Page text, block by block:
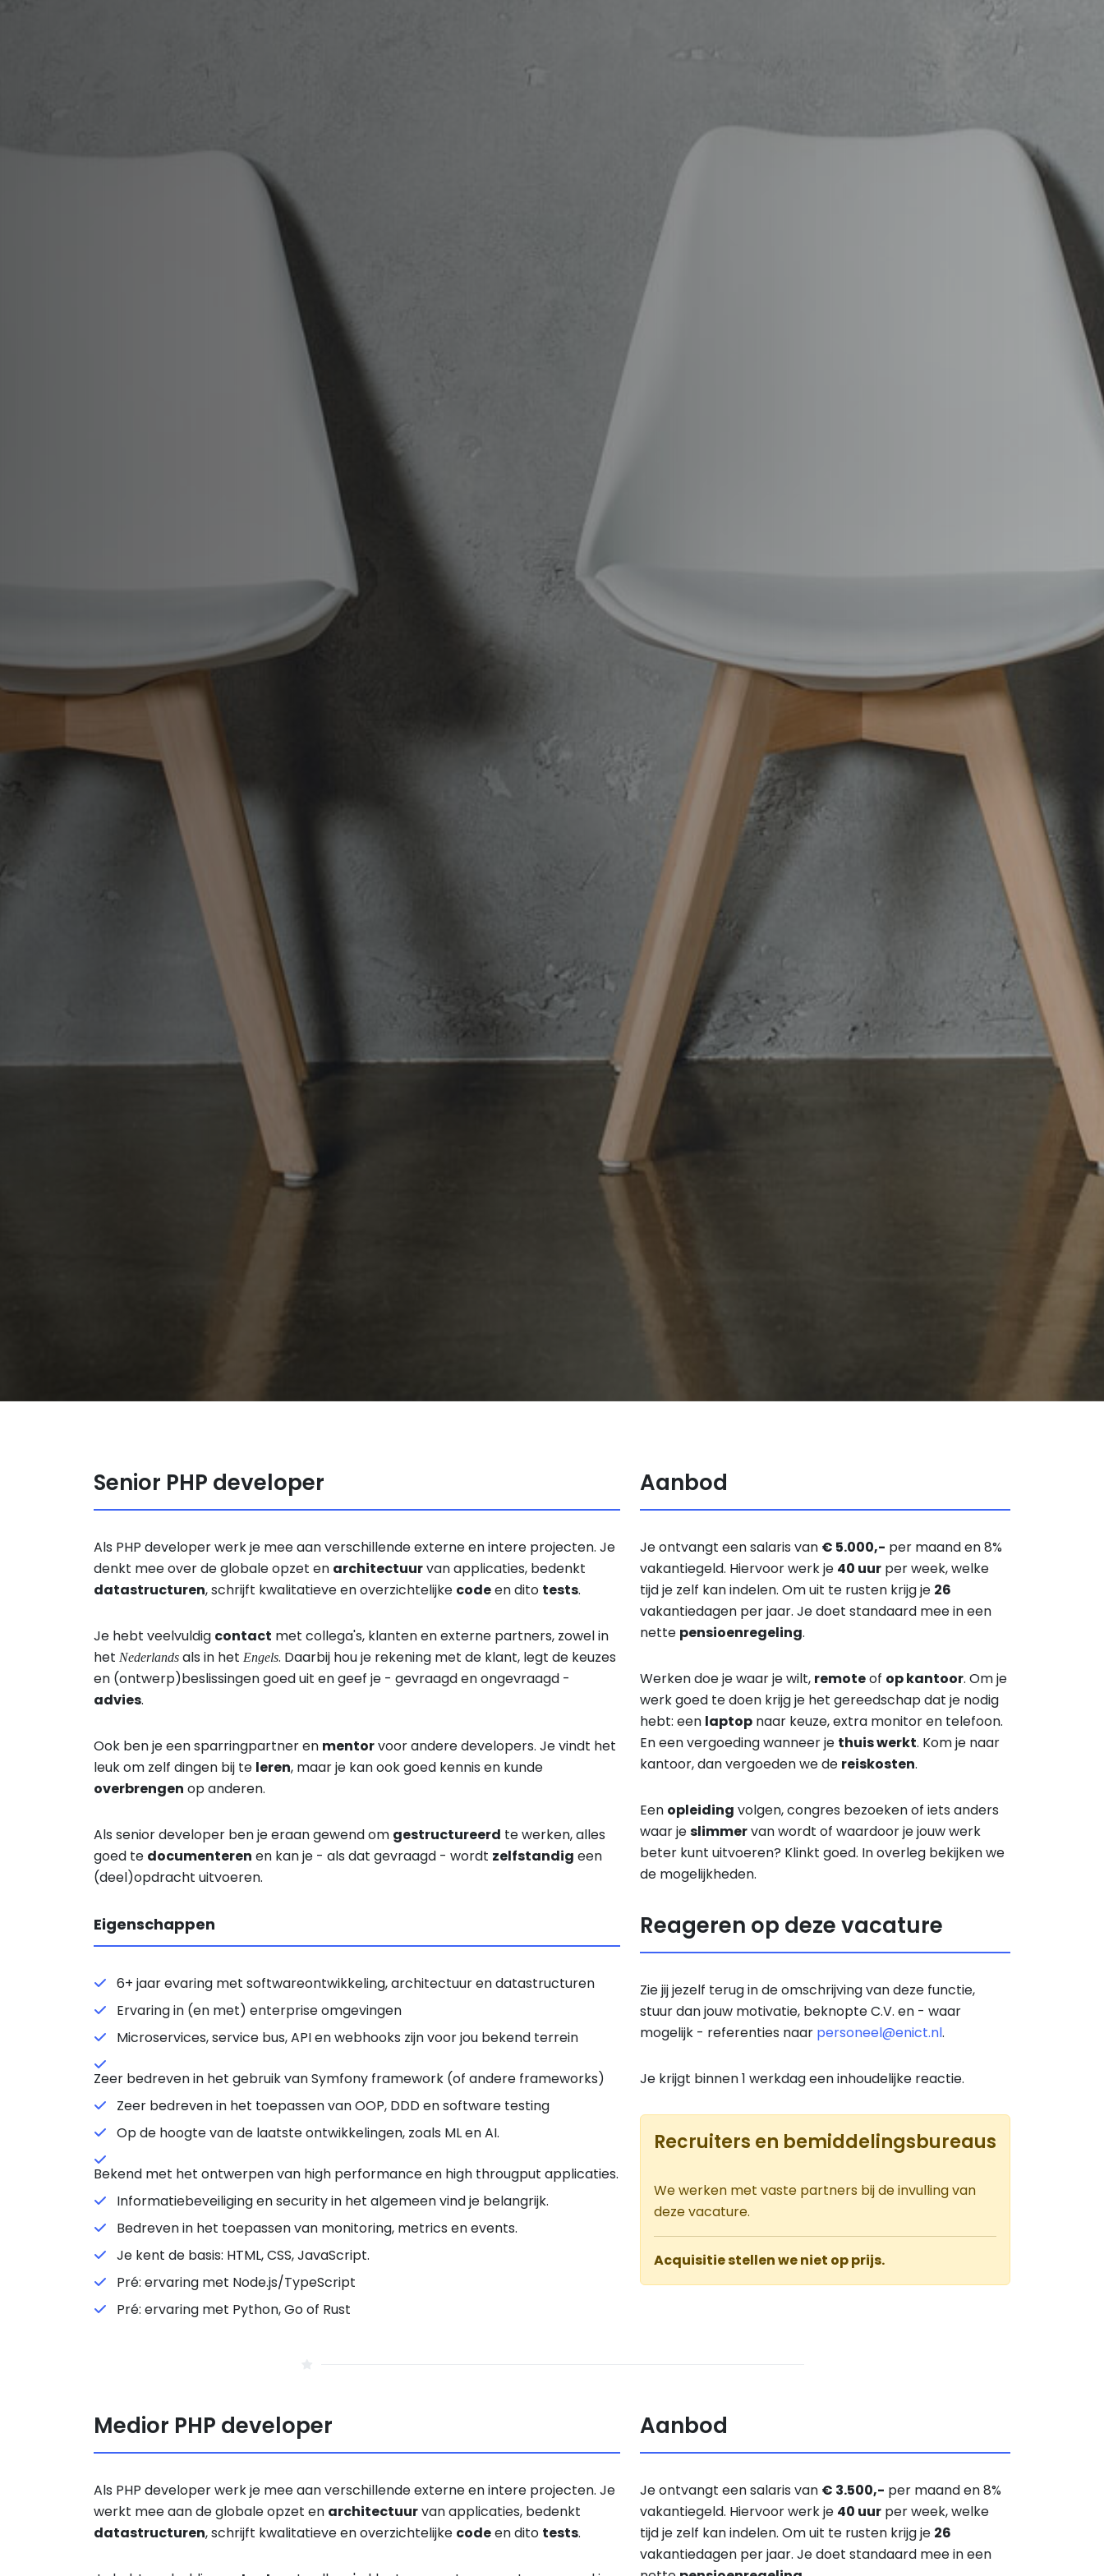
Senior PHP developer
Als PHP developer werk je mee aan verschillende externe en intere projecten. Je
denkt mee over de globale opzet en architectuurvan applicaties, bedenkt
datastructuren, schrijft kwalitatieve en overzichtelijke codeen dito tests.
Je hebt veelvuldig contact met collega's, klanten en externe partners, zowel in
het Nederlands als in het Engels. Daarbij hou je rekening met de klant, legt de keuzes
en (ontwerp)beslissingen goed uit en geef je - gevraagd en ongevraagd -
advies.
Ook ben je een sparringpartner en mentorvoor andere developers. Je vindt het
leuk om zelf dingen bij te leren, maar je kan ook goed kennis en kunde
overbrengen op anderen.
Als senior developer ben je eraan gewend om gestructureerd te werken, alles
goed te documenteren en kan je - als dat gevraagd - wordt zelfstandig een
(deel)opdracht uitvoeren.
Eigenschappen
6+ jaar evaring met softwareontwikkeling, architectuur en datastructuren
Ervaring in (en met) enterprise omgevingen
Microservices, service bus, API en webhooks zijn voor jou bekend terrein
Zeer bedreven in het gebruik van Symfony framework (of andere frameworks)
Zeer bedreven in het toepassen van OOP, DDD en software testing
Op de hoogte van de laatste ontwikkelingen, zoals ML en AI.
Bekend met het ontwerpen van high performance en high througput applicaties.
Informatiebeveiliging en security in het algemeen vind je belangrijk.
Bedreven in het toepassen van monitoring, metrics en events.
Je kent de basis: HTML, CSS, JavaScript.
Pré: ervaring met Node.js/TypeScript
Pré: ervaring met Python, Go of Rust
Aanbod
Je ontvangt een salaris van € 5.000,- per maand en 8%
vakantiegeld. Hiervoor werk je 40 uur per week, welke
tijd je zelf kan indelen. Om uit te rusten krijg je 26
vakantiedagen per jaar. Je doet standaard mee in een
nette pensioenregeling.
Werken doe je waar je wilt, remoteof op kantoor. Om je
werk goed te doen krijg je het gereedschap dat je nodig
hebt: een laptop naar keuze, extra monitor en telefoon.
En een vergoeding wanneer je thuis werkt. Kom je naar
kantoor, dan vergoeden we de reiskosten.
Een opleiding volgen, congres bezoeken of iets anders
waar jeslimmervan wordt of waardoor je jouw werk
beter kunt uitvoeren? Klinkt goed. In overleg bekijken we
de mogelijkheden.
Reageren op deze vacature
Zie jij jezelf terug in de omschrijving van deze functie,
stuur dan jouw motivatie, beknopte C.V. en - waar
mogelijk - referenties naar personeel@enict.nl.
Je krijgt binnen 1 werkdag een inhoudelijke reactie.
Recruiters en bemiddelingsbureaus
We werken met vaste partners bij de invulling van
deze vacature.
Acquisitie stellen we niet op prijs.
Medior PHP developer
Als PHP developer werk je mee aan verschillende externe en intere projecten. Je
werkt mee aan de globale opzet en architectuurvan applicaties, bedenkt
datastructuren, schrijft kwalitatieve en overzichtelijke codeen dito tests.
Aanbod
Je ontvangt een salaris van € 3.500,- per maand en 8%
vakantiegeld. Hiervoor werk je 40 uur per week, welke
tijd je zelf kan indelen. Om uit te rusten krijg je 26
vakantiedagen per jaar. Je doet standaard mee in een